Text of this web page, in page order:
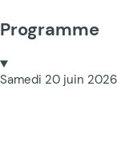
Programme
Samedi 20 juin